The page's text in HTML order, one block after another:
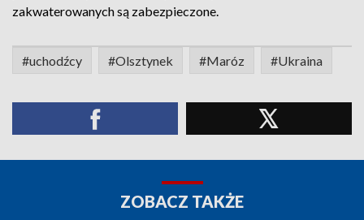
zakwaterowanych są zabezpieczone.
#uchodźcy #Olsztynek #Maróz #Ukraina
ZOBACZ TAKŻE